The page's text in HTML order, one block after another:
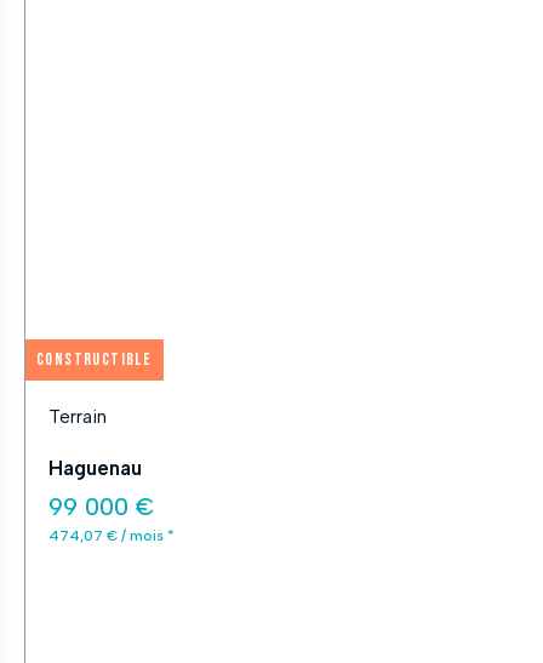
Constructible
Terrain
Haguenau
99 000 €
474,07 € / mois *